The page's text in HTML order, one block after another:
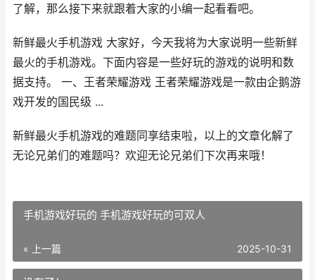
了解，那么接下来就跟着大家的小编一起看看吧。
新鲜最火手机游戏 大家好，今天我将为大家说明一些新鲜
最火的手机游戏。下面内容是一些好玩的游戏的说明和数
据支持。 一、王者荣耀游戏 王者荣耀游戏是一款由企鹅游
戏开发的国民级 ...
新鲜最火手机游戏的难题同享结束啦，以上的文章化解了
无论兄弟们的难题吗？欢迎无论兄弟们下次再来哦！
手机游戏好玩的 手机游戏好玩的可双人
« 上一篇 2025-10-31